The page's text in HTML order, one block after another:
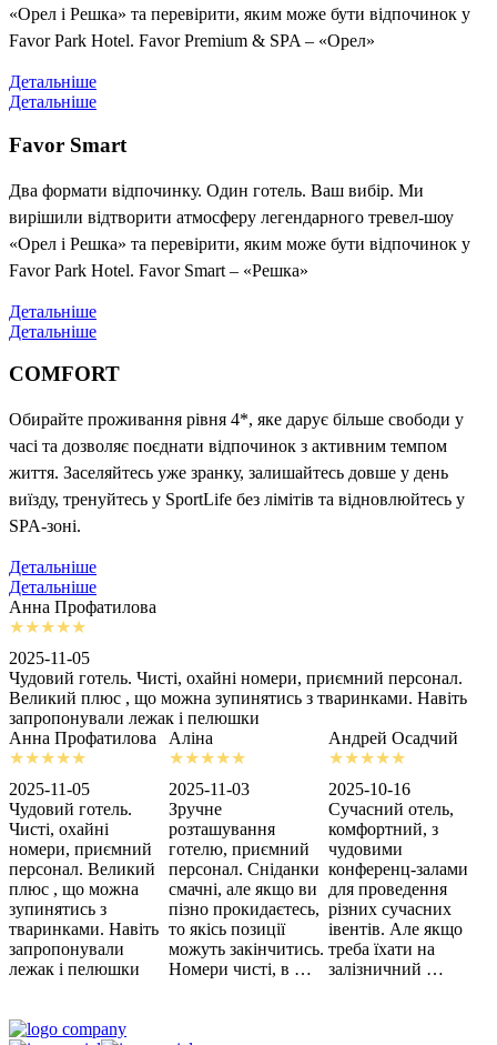
«Орел і Решка» та перевірити, яким може бути відпочинок у
Favor Park Hotel. Favor Premium & SPA – «Орел»
Детальніше
Детальніше
Favor Smart
Два формати відпочинку. Один готель. Ваш вибір. Ми
вирішили відтворити атмосферу легендарного тревел-шоу
«Орел і Решка» та перевірити, яким може бути відпочинок у
Favor Park Hotel. Favor Smart – «Решка»
Детальніше
Детальніше
COMFORT
Обирайте проживання рівня 4*, яке дарує більше свободи у
часі та дозволяє поєднати відпочинок з активним темпом
життя. Заселяйтесь уже зранку, залишайтесь довше у день
виїзду, тренуйтесь у SportLife без лімітів та відновлюйтесь у
SPA-зоні.
Детальніше
Детальніше
Анна Профатилова
2025-11-05
Чудовий готель. Чисті, охайні номери, приємний персонал.
Великий плюс , що можна зупинятись з тваринками. Навіть
запропонували лежак і пелюшки
Анна Профатилова
2025-11-05
Чудовий готель.
Чисті, охайні
номери, приємний
персонал. Великий
плюс , що можна
зупинятись з
тваринками. Навіть
запропонували
лежак і пелюшки
Аліна
2025-11-03
Зручне
розташування
готелю, приємний
персонал. Сніданки
смачні, але якщо ви
пізно прокидаєтесь,
то якісь позиції
можуть закінчитись.
Номери чисті, в …
Андрей Осадчий
2025-10-16
Сучасний отель,
комфортний, з
чудовими
конференц-залами
для проведення
різних сучасних
івентів. Але якщо
треба їхати на
залізничний …